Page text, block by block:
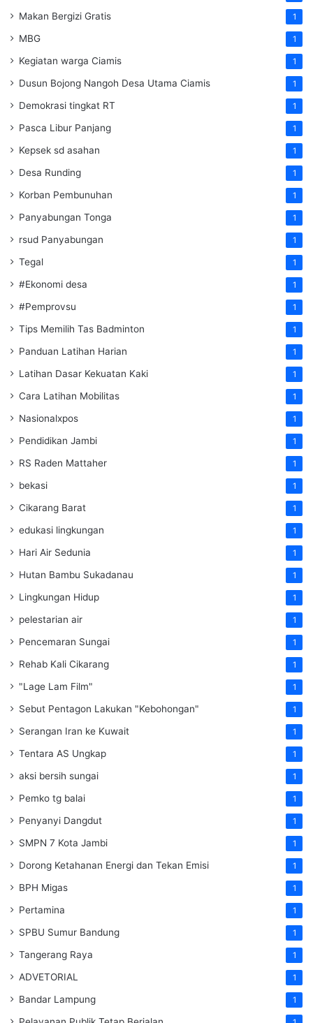
Makan Bergizi Gratis 1
MBG 1
Kegiatan warga Ciamis 1
Dusun Bojong Nangoh Desa Utama Ciamis 1
Demokrasi tingkat RT 1
Pasca Libur Panjang 1
Kepsek sd asahan 1
Desa Runding 1
Korban Pembunuhan 1
Panyabungan Tonga 1
rsud Panyabungan 1
Tegal 1
#Ekonomi desa 1
#Pemprovsu 1
Tips Memilih Tas Badminton 1
Panduan Latihan Harian 1
Latihan Dasar Kekuatan Kaki 1
Cara Latihan Mobilitas 1
Nasionalxpos 1
Pendidikan Jambi 1
RS Raden Mattaher 1
bekasi 1
Cikarang Barat 1
edukasi lingkungan 1
Hari Air Sedunia 1
Hutan Bambu Sukadanau 1
Lingkungan Hidup 1
pelestarian air 1
Pencemaran Sungai 1
Rehab Kali Cikarang 1
"Lage Lam Film" 1
Sebut Pentagon Lakukan "Kebohongan" 1
Serangan Iran ke Kuwait 1
Tentara AS Ungkap 1
aksi bersih sungai 1
Pemko tg balai 1
Penyanyi Dangdut 1
SMPN 7 Kota Jambi 1
Dorong Ketahanan Energi dan Tekan Emisi 1
BPH Migas 1
Pertamina 1
SPBU Sumur Bandung 1
Tangerang Raya 1
ADVETORIAL 1
Bandar Lampung 1